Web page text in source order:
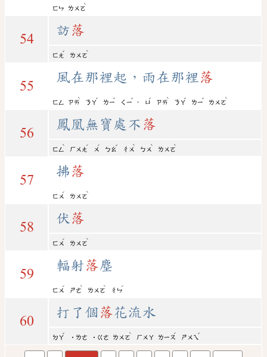
ㄈㄣ ㄌㄨㄛ
ˋ
54
訪 落
ㄈㄤ
ˇ
ㄌㄨㄛ
ˋ
55
風在那裡起，雨在那裡 落
ㄈㄥ ㄗㄞ
ˋ
ㄋㄚ
ˇ
ㄌㄧ
ˇ
ㄑㄧ
ˇ
， ㄩ
ˇ
ㄗㄞ
ˋ
ㄋㄚ
ˇ
ㄌㄧ
ˇ
ㄌㄨㄛ
ˋ
56
鳳凰無寶處不 落
ㄈㄥ
ˋ
ㄏㄨㄤ
ˊ
ㄨ
ˊ
ㄅㄠ
ˇ
ㄔㄨ
ˋ
ㄅㄨ
ˋ
ㄌㄨㄛ
ˋ
57
拂 落
ㄈㄨ
ˊ
ㄌㄨㄛ
ˋ
58
伏 落
ㄈㄨ
ˊ
ㄌㄨㄛ
ˋ
59
輻射 落塵
ㄈㄨ
ˊ
ㄕㄜ
ˋ
ㄌㄨㄛ
ˋ
ㄔㄣ
ˊ
60
打了個 落花流水
ㄉㄚ
ˇ
˙ㄌㄜ ˙ㄍㄜ ㄌㄨㄛ
ˋ
ㄏㄨㄚ ㄌㄧㄡ
ˊ
ㄕㄨㄟ
ˇ